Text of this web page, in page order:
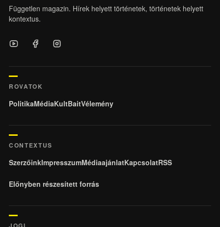
Független magazin. Hírek helyett történetek, történetek helyett
kontextus.
ROVATOK
PolitikaMédiaKultBaitVélemény
CONTEXTUS
SzerzőinkImpresszumMédiaajánlatKapcsolatRSS
Előnyben részesített forrás